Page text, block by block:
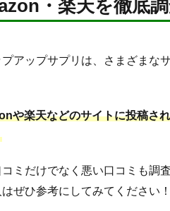
・楽天を徹底
アップサプリは、さまざまな
や楽天などのサイトに投稿さ
コミだけでなく悪い口コミも調
ぜひ参考にしてみてください！